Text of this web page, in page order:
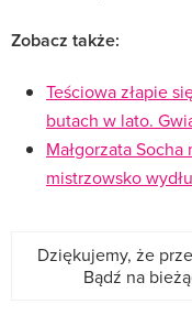
Zobacz także:
Teściowa złapie
butach w lato.
Małgorzata
mistrzowsko
Dziękujemy, że
Bądź na